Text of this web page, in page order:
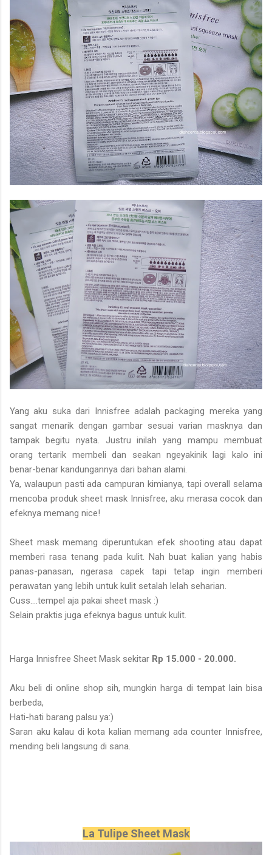
Yang aku suka dari Innisfree adalah packaging mereka yang
sangat menarik dengan gambar sesuai varian masknya dan
tampak begitu nyata. Justru inilah yang mampu membuat
orang tertarik membeli dan seakan ngeyakinik lagi kalo ini
benar-benar kandungannya dari bahan alami.
Ya, walaupun pasti ada campuran kimianya, tapi overall selama
mencoba produk sheet mask Innisfree, aku merasa cocok dan
efeknya memang nice!
Sheet mask memang diperuntukan efek shooting atau dapat
memberi rasa tenang pada kulit. Nah buat kalian yang habis
panas-panasan, ngerasa capek tapi tetap ingin memberi
perawatan yang lebih untuk kulit setalah lelah seharian.
Cuss....tempel aja pakai sheet mask :)
Selain praktis juga efeknya bagus untuk kulit.
Harga Innisfree Sheet Mask sekitar Rp 15.000 - 20.000.
Aku beli di online shop sih, mungkin harga di tempat lain bisa
berbeda,
Hati-hati barang palsu ya:)
Saran aku kalau di kota kalian memang ada counter Innisfree,
mending beli langsung di sana.
La Tulipe Sheet Mask